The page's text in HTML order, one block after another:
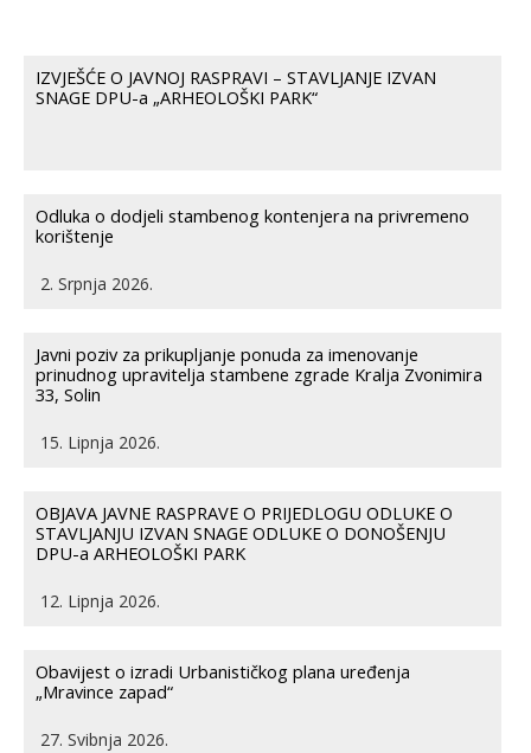
IZVJEŠĆE O JAVNOJ RASPRAVI – STAVLJANJE IZVAN
SNAGE DPU-a „ARHEOLOŠKI PARK“
Odluka o dodjeli stambenog kontenjera na privremeno
korištenje
2. Srpnja 2026.
Javni poziv za prikupljanje ponuda za imenovanje
prinudnog upravitelja stambene zgrade Kralja Zvonimira
33, Solin
15. Lipnja 2026.
OBJAVA JAVNE RASPRAVE O PRIJEDLOGU ODLUKE O
STAVLJANJU IZVAN SNAGE ODLUKE O DONOŠENJU
DPU-a ARHEOLOŠKI PARK
12. Lipnja 2026.
Obavijest o izradi Urbanističkog plana uređenja
„Mravince zapad“
27. Svibnja 2026.